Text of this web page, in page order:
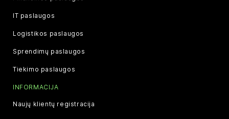
IT paslaugos
Logistikos paslaugos
Sprendimų paslaugos
Tiekimo paslaugos
INFORMACIJA
Naujų klientų registracija